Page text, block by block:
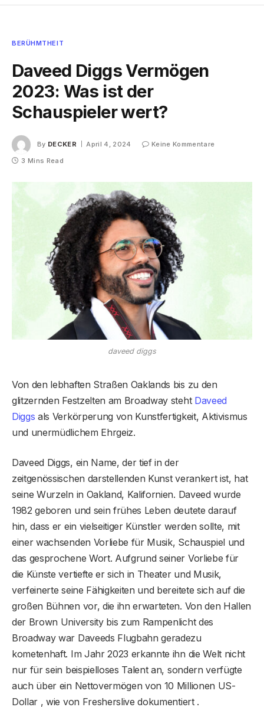
BERÜHMTHEIT
Daveed Diggs Vermögen
2023: Was ist der
Schauspieler wert?
By DECKER April 4, 2024
Keine Kommentare
3 Mins Read
daveed diggs
Von den lebhaften Straßen Oaklands bis zu den
glitzernden Festzelten am Broadway steht Daveed
Diggs als Verkörperung von Kunstfertigkeit, Aktivismus
und unermüdlichem Ehrgeiz.
Daveed Diggs, ein Name, der tief in der
zeitgenössischen darstellenden Kunst verankert ist, hat
seine Wurzeln in Oakland, Kalifornien. Daveed wurde
1982 geboren und sein frühes Leben deutete darauf
hin, dass er ein vielseitiger Künstler werden sollte, mit
einer wachsenden Vorliebe für Musik, Schauspiel und
das gesprochene Wort. Aufgrund seiner Vorliebe für
die Künste vertiefte er sich in Theater und Musik,
verfeinerte seine Fähigkeiten und bereitete sich auf die
großen Bühnen vor, die ihn erwarteten. Von den Hallen
der Brown University bis zum Rampenlicht des
Broadway war Daveeds Flugbahn geradezu
kometenhaft. Im Jahr 2023 erkannte ihn die Welt nicht
nur für sein beispielloses Talent an, sondern verfügte
auch über ein Nettovermögen von 10 Millionen US-
Dollar , wie von Fresherslive dokumentiert .